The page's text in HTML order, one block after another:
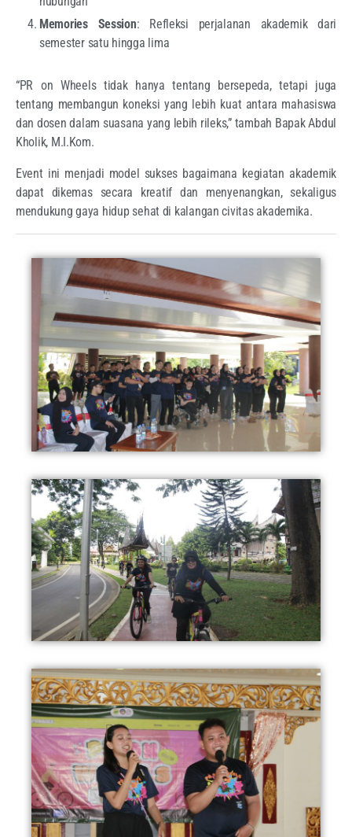
Memories Session: Refleksi perjalanan akademik dari
semester satu hingga lima
“PR on Wheels tidak hanya tentang bersepeda, tetapi juga
tentang membangun koneksi yang lebih kuat antara mahasiswa
dan dosen dalam suasana yang lebih rileks,” tambah Bapak Abdul
Kholik, M.I.Kom.
Event ini menjadi model sukses bagaimana kegiatan akademik
dapat dikemas secara kreatif dan menyenangkan, sekaligus
mendukung gaya hidup sehat di kalangan civitas akademika.